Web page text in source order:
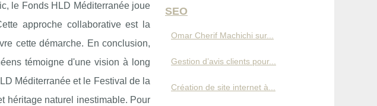
le Fonds HLD Méditerranée joue
approche collaborative est la
cette démarche. En conclusion,
témoigne d'une vision à long
Méditerranée et le Festival de la
héritage naturel inestimable. Pour
SEO
Omar Cherif Machichi sur...
Gestion d’avis clients pour...
Création de site internet à...